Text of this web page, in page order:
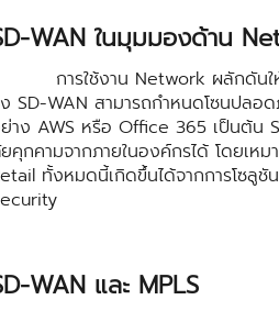
WAN ในมุมมองด้าน
การใช้งาน Network ผลักดันให้เ
SD-WAN สามารถกำหนดโซนปลอ
าง AWS หรือ Office 365 เป็นต้น
คุกคามจากภายในองค์กรได้ โดยเห
ทั้งหมดนี้เกิดขึ้นได้จากการโซลูชั
WAN และ MPLS